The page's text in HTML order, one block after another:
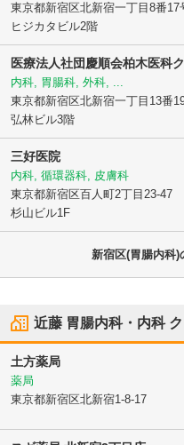
東京都新宿区北新宿一丁目8番17
ヒジカタビル2階
医療法人社団慶順会柏木医科
内科, 胃腸科, 外科, ...
東京都新宿区北新宿一丁目13番
弘林ビル3階
三好医院
内科, 循環器科, 皮膚科
東京都新宿区百人町2丁目23-47
杉山ビル1F
新宿区(胃腸内科)
近藤 胃腸内科・内科
土方薬局
薬局
東京都新宿区北新宿1-8-17